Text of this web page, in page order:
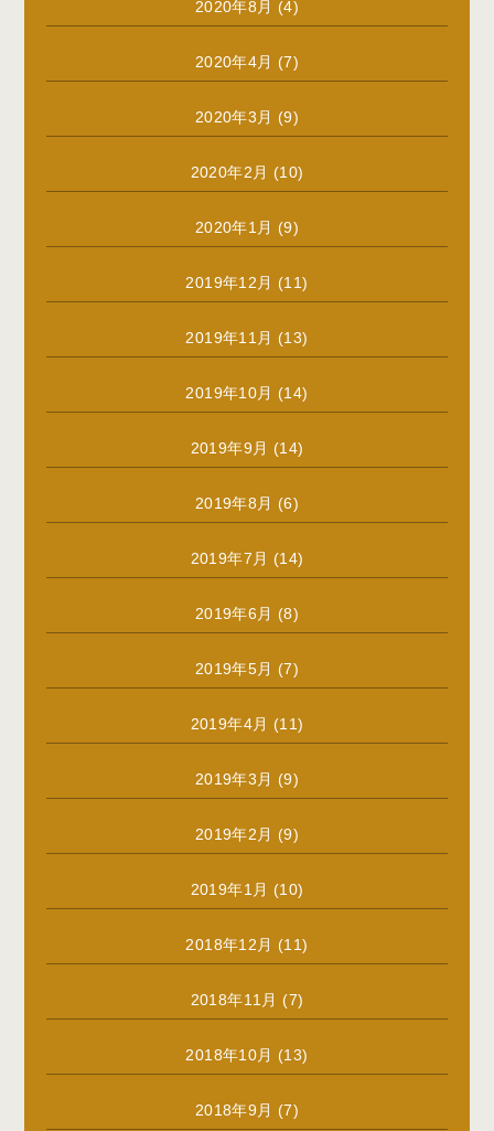
2020年8月 (4)
2020年4月 (7)
2020年3月 (9)
2020年2月 (10)
2020年1月 (9)
2019年12月 (11)
2019年11月 (13)
2019年10月 (14)
2019年9月 (14)
2019年8月 (6)
2019年7月 (14)
2019年6月 (8)
2019年5月 (7)
2019年4月 (11)
2019年3月 (9)
2019年2月 (9)
2019年1月 (10)
2018年12月 (11)
2018年11月 (7)
2018年10月 (13)
2018年9月 (7)